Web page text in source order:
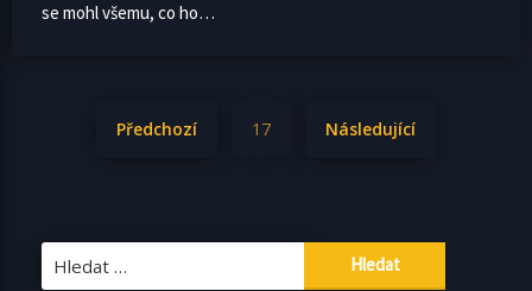
se mohl všemu, co ho…
příspěvků
Předchozí 17 Následující
Vyhledávání